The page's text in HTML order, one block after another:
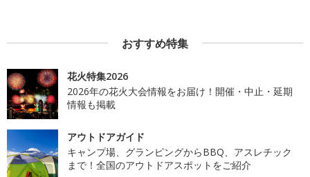
おすすめ特集
花火特集2026
2026年の花火大会情報をお届け！開催・中止・延期
情報も掲載
アウトドアガイド
キャンプ場、グランピングからBBQ、アスレチック
まで！全国のアウトドアスポットをご紹介